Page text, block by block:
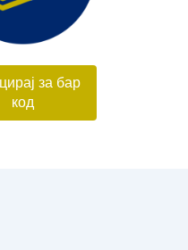
за бар
код